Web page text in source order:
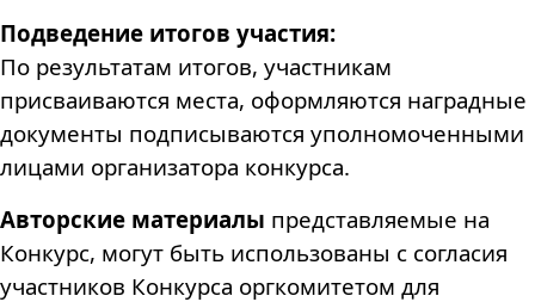
Подведение итогов участия:
По результатам итогов, участникам
присваиваются места, оформляются наградные
документы подписываются уполномоченными
лицами организатора конкурса.
Авторские материалы представляемые на
Конкурс, могут быть использованы с согласия
участников Конкурса оргкомитетом для